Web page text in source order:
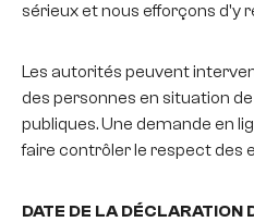
sérieux et nous efforçons d'y
Les autorités peuvent
des personnes en situation
publiques. Une demande en
faire contrôler le respect des
DATE DE LA DÉCLARATION